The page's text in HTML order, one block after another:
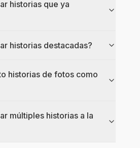
historias que ya
historias destacadas?
historias de fotos como
múltiples historias a la